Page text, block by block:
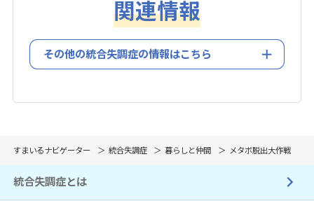
関連情報
その他の統合失調症の情報はこちら
すまいるナビゲーター 統合失調症 暮らしと仲間 メタボ脱出大作戦
統合失調症とは